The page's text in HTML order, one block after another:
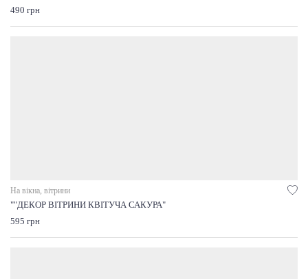
490 грн
На вікна, вітрини
""ДЕКОР ВІТРИНИ КВІТУЧА САКУРА"
595 грн